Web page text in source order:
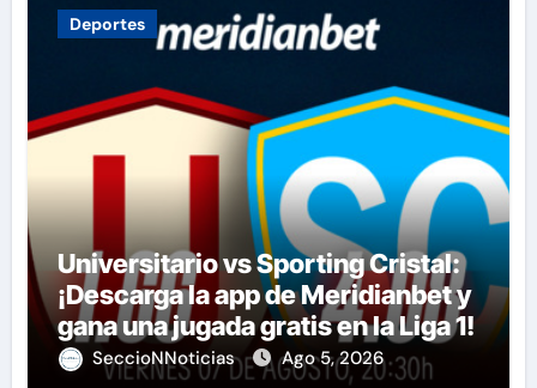
Deportes
Universitario vs Sporting Cristal:
¡Descarga la app de Meridianbet y
gana una jugada gratis en la Liga 1!
SeccioNNoticias Ago 5, 2026